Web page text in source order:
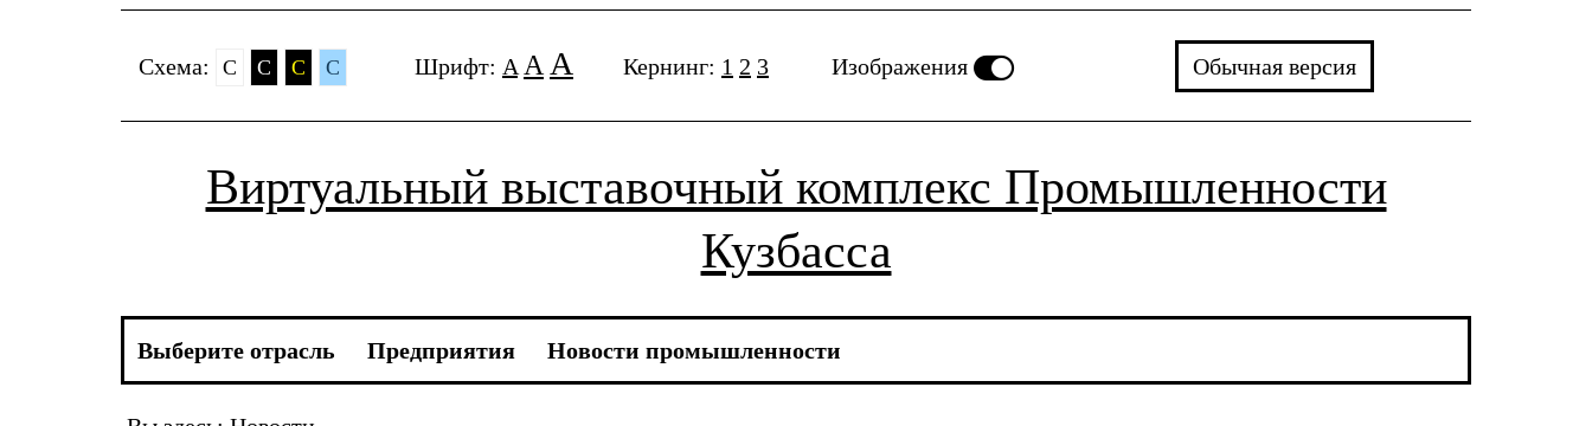
Cхема: C C C C Шрифт: A A A Кернинг: 1 2 3 Изображения Обычная версия
Виртуальный выставочный комплекс Промышленности
Кузбасса
Выберите отрасль Предприятия Новости промышленности